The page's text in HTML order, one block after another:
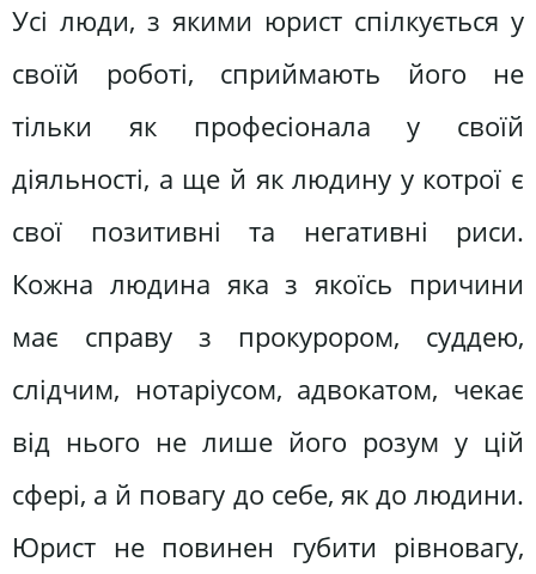
Усі люди, з якими юрист спілкується у
своїй роботі, сприймають його не
тільки як професіонала у своїй
діяльності, а ще й як людину у котрої є
свої позитивні та негативні риси.
Кожна людина яка з якоїсь причини
має справу з прокурором, суддею,
слідчим, нотаріусом, адвокатом, чекає
від нього не лише його розум у цій
сфері, а й повагу до себе, як до людини.
Юрист не повинен губити рівновагу,